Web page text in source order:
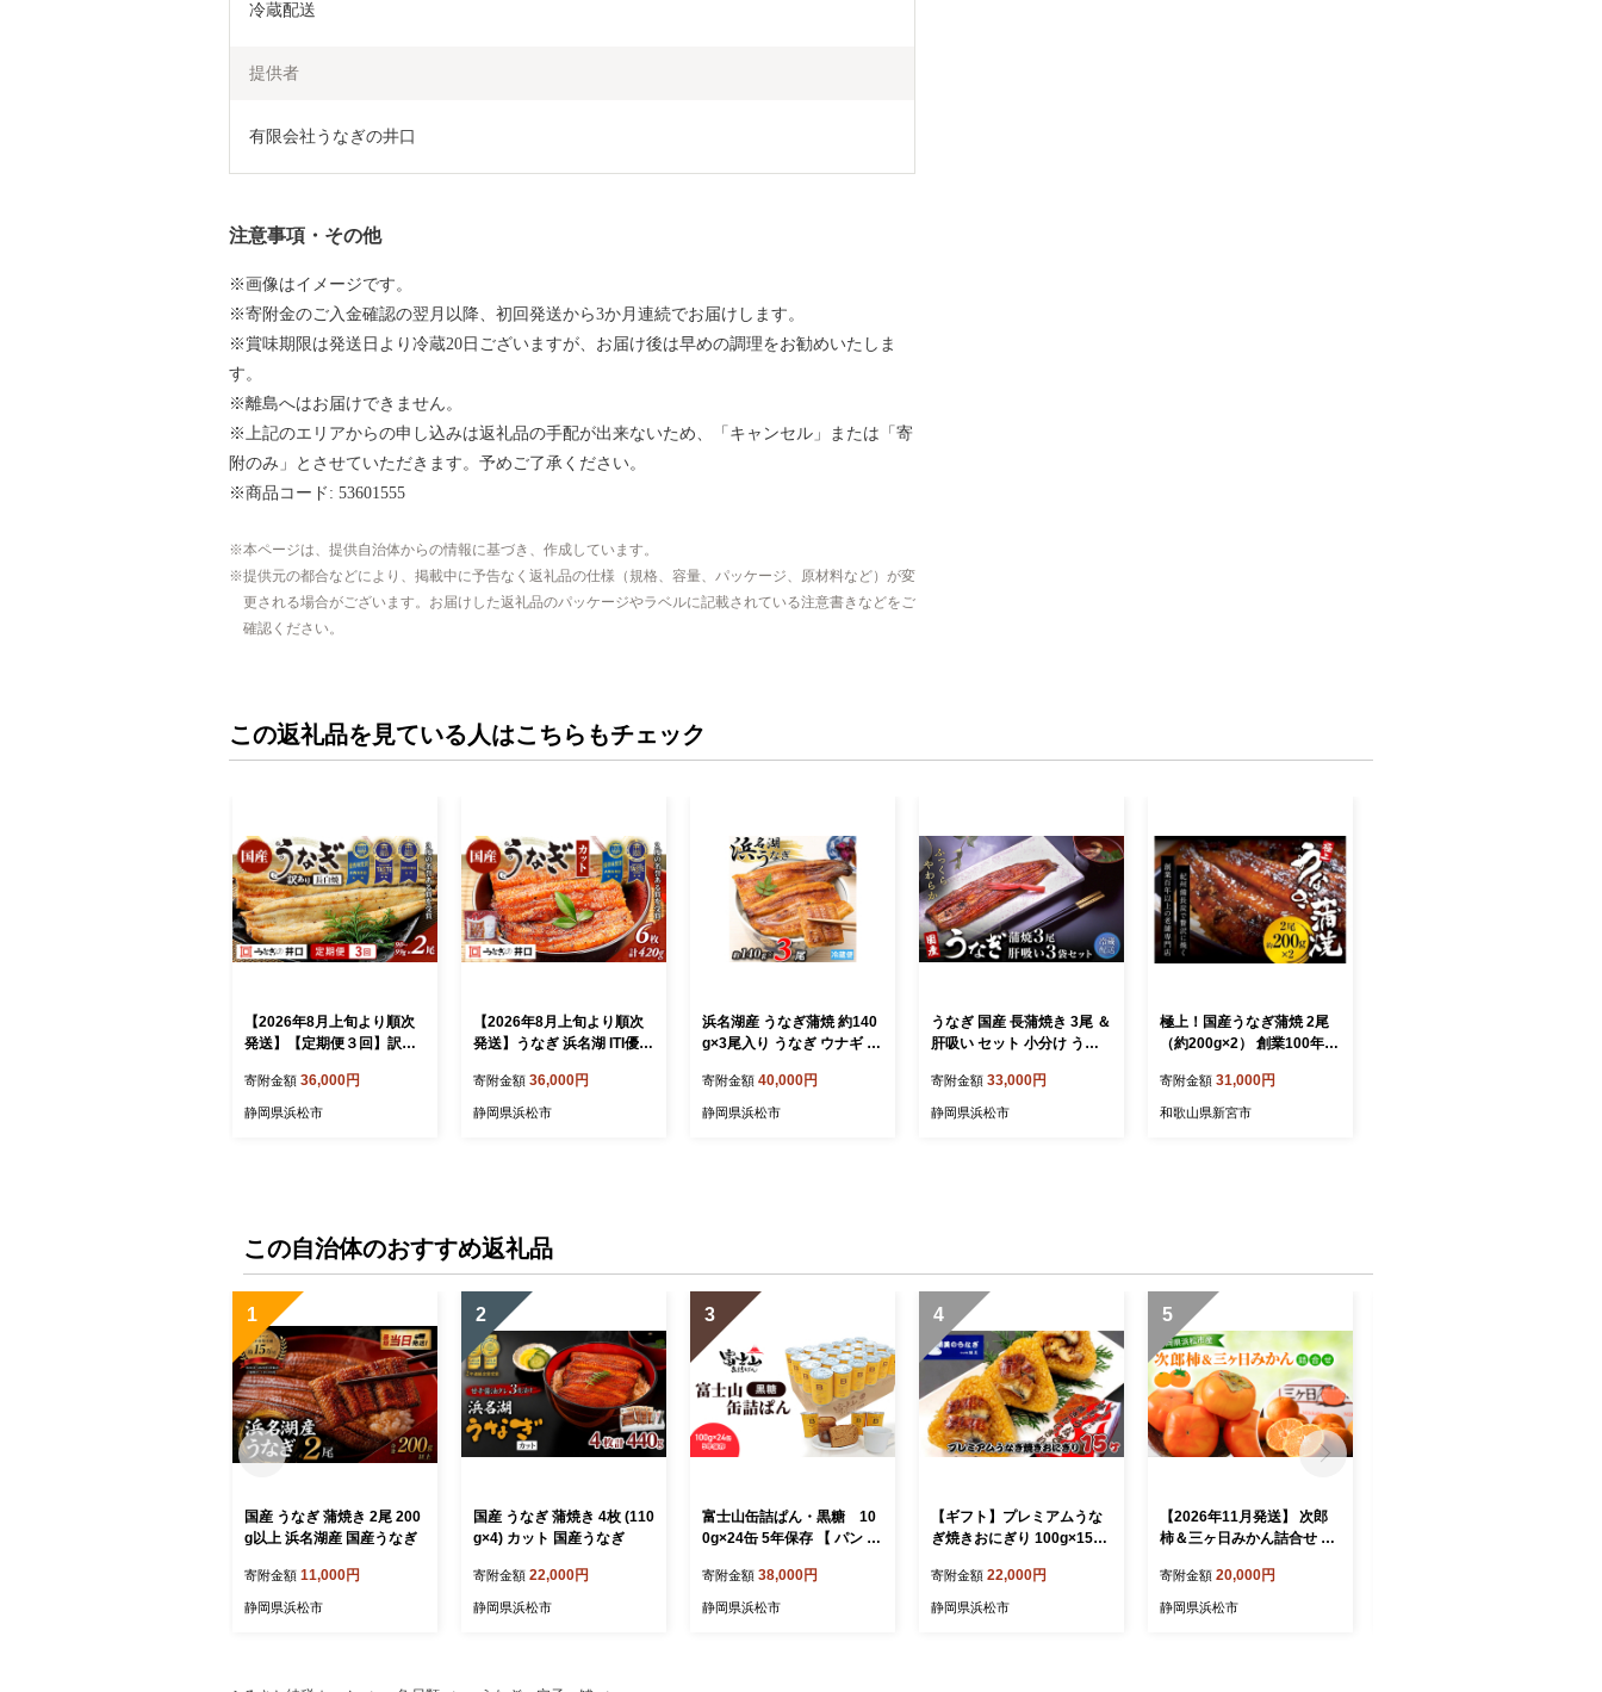
冷蔵配送
提供者
有限会社うなぎの井口
注意事項・その他
※画像はイメージです。
※寄附金のご入金確認の翌月以降、初回発送から3か月連続でお届けします。
※賞味期限は発送日より冷蔵20日ございますが、お届け後は早めの調理をお勧めいたしま
す。
※離島へはお届けできません。
※上記のエリアからの申し込みは返礼品の手配が出来ないため、「キャンセル」または「寄
附のみ」とさせていただきます。予めご了承ください。
※商品コード: 53601555
本ページは、提供自治体からの情報に基づき、作成しています。
提供元の都合などにより、掲載中に予告なく返礼品の仕様（規格、容量、パッケージ、原材料など）が変
更される場合がございます。お届けした返礼品のパッケージやラベルに記載されている注意書きなどをご
確認ください。
この返礼品を見ている人はこちらもチェック
【2026年8月上旬より順次
発送】【定期便３回】訳あ
99g）2尾セット ITI優秀味覚
賞受賞 たれ・山椒・お吸物
寄附金額 36,000円
静岡県浜松市
【2026年8月上旬より順次
発送】うなぎ 浜名湖 ITI優秀
ト 小分け うなぎ蒲焼 浜名
湖うなぎ 浜名湖産 国産うな
寄附金額 36,000円
静岡県浜松市
浜名湖産 うなぎ蒲焼 約140
g×3尾入り うなぎ ウナギ 鰻
とろける ふっくら 香ばしい
旨味 肉厚 自家製たれ 二度
寄附金額 40,000円
静岡県浜松市
うなぎ 国産 長蒲焼き 3尾 ＆
肝吸い セット 小分け うな
かず ギフト 贈答 贈答品 土
用の丑の日 丑の日 レンジ調
寄附金額 33,000円
静岡県浜松市
極上！国産うなぎ蒲焼 2尾
（約200g×2） 創業100年以
っくり焼き上げた専門店の
味 （タレ・山椒付き）/ う
寄附金額 31,000円
和歌山県新宮市
この自治体のおすすめ返礼品
1
国産 うなぎ 蒲焼き 2尾 200
g以上 浜名湖産 国産うなぎ
寄附金額 11,000円
静岡県浜松市
2
国産 うなぎ 蒲焼き 4枚 (110
g×4) カット 国産うなぎ
寄附金額 22,000円
静岡県浜松市
3
富士山缶詰ぱん・黒糖 10
0g×24缶 5年保存 【 パン 保
防災グッズ 防災 防災用品
レジャー アウトドア キャン
寄附金額 38,000円
静岡県浜松市
4
【ギフト】プレミアムうな
ぎ焼きおにぎり 100g×15ヶ
タント 簡単調理
寄附金額 22,000円
静岡県浜松市
5
【2026年11月発送】 次郎
柿＆三ヶ日みかん詰合せ 次
日みかん 約3Kg M～L 柿 か
き みかん ミカン 蜜柑 セッ
寄附金額 20,000円
静岡県浜松市